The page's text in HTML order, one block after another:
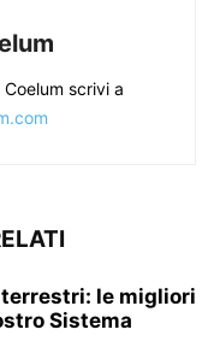
scrivi a
le migliori
Sistema